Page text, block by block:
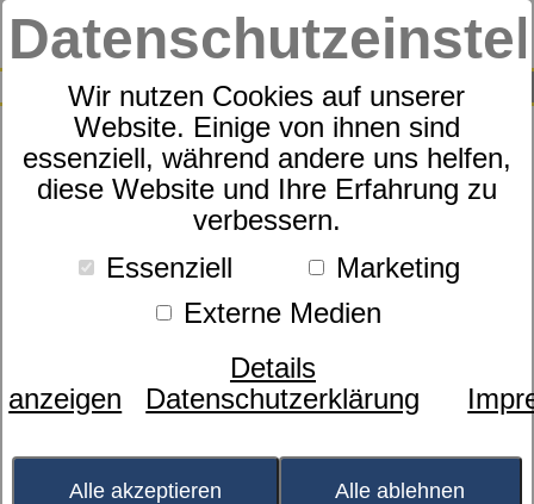
Wir nutzen Cookies auf unserer
Website. Einige von ihnen sind
essenziell, während andere uns helfen,
diese Website und Ihre Erfahrung zu
verbessern.
Essenziell
Marketing
Externe Medien
Details
anzeigen
Datenschutzerklärung
Alle akzeptieren Alle ablehnen
SUCHE
0
Kissen Sympathica Klima